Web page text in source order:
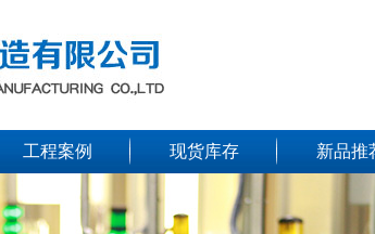
工程案例 现货库存 新品推